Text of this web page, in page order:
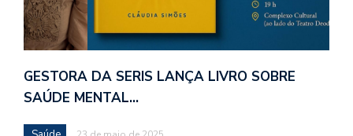
GESTORA DA SERIS LANÇA LIVRO SOBRE
SAÚDE MENTAL…